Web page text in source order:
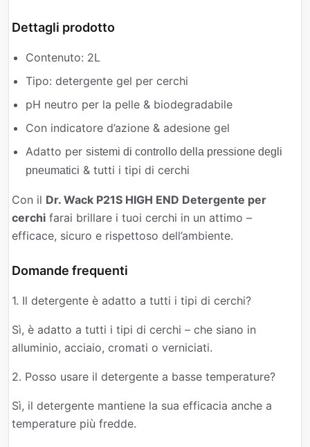
Dettagli prodotto
Contenuto: 2L
Tipo: detergente gel per cerchi
pH neutro per la pelle & biodegradabile
Con indicatore d’azione & adesione gel
Adatto per sistemi di controllo della pressione degli
pneumatici & tutti i tipi di cerchi
Con il Dr. Wack P21S HIGH END Detergente per
cerchi farai brillare i tuoi cerchi in un attimo –
efficace, sicuro e rispettoso dell’ambiente.
Domande frequenti
1. Il detergente è adatto a tutti i tipi di cerchi?
Sì, è adatto a tutti i tipi di cerchi – che siano in
alluminio, acciaio, cromati o verniciati.
2. Posso usare il detergente a basse temperature?
Sì, il detergente mantiene la sua efficacia anche a
temperature più fredde.